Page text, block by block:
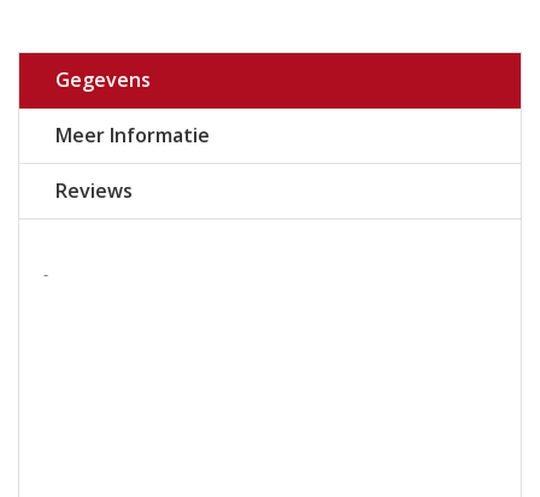
Gegevens
Meer Informatie
Reviews
-